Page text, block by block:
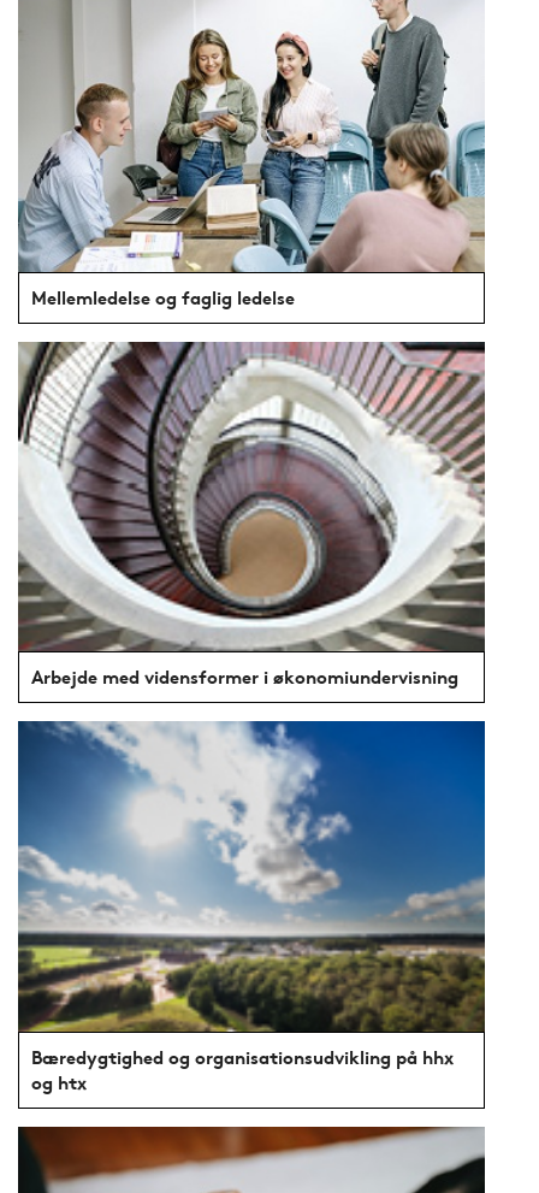
Mellemledelse og faglig ledelse
Arbejde med vidensformer i økonomiundervisning
Bæredygtighed og organisationsudvikling på hhx
og htx